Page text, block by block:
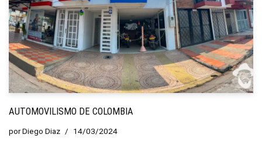
AUTOMOVILISMO DE COLOMBIA
porDiego Diaz 14/03/2024